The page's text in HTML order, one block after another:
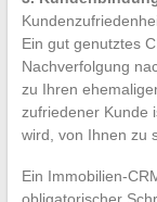
Ein gut genutztes
Nachverfolgung
zu Ihren
zufriedener Kunde
wird, von Ihnen zu
Ein Immobilien-